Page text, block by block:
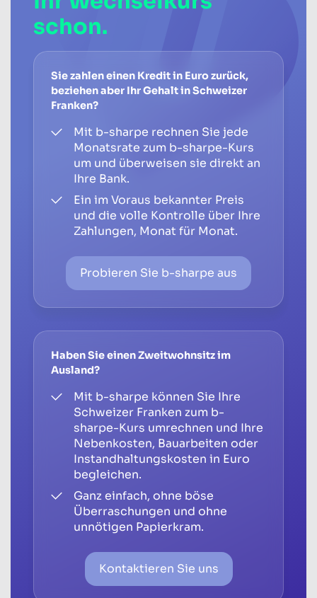
schon.
Sie zahlen einen Kredit in Euro zurück,
beziehen aber Ihr Gehalt in Schweizer
Franken?
Mit b-sharpe rechnen Sie jede
Monatsrate zum b-sharpe-Kurs
um und überweisen sie direkt an
Ihre Bank.
Ein im Voraus bekannter Preis
und die volle Kontrolle über Ihre
Zahlungen, Monat für Monat.
Probieren Sie b-sharpe aus
Haben Sie einen Zweitwohnsitz im
Ausland?
Mit b-sharpe können Sie Ihre
Schweizer Franken zum b-
sharpe-Kurs umrechnen und Ihre
Nebenkosten, Bauarbeiten oder
Instandhaltungskosten in Euro
begleichen.
Ganz einfach, ohne böse
Überraschungen und ohne
unnötigen Papierkram.
Kontaktieren Sie uns